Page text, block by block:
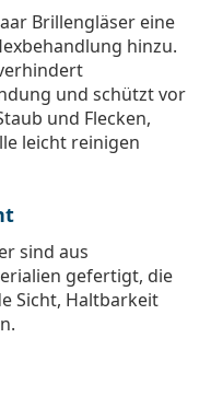
Brillengläser eine
hinzu.
und schützt vor
und Flecken,
leicht reinigen
sind aus
gefertigt, die
Sicht, Haltbarkeit